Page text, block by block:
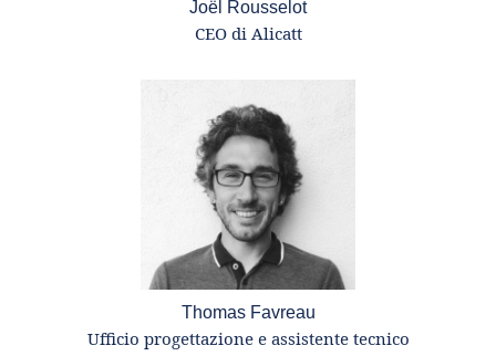
Joël Rousselot
CEO di Alicatt
Thomas Favreau
Ufficio progettazione e assistente tecnico